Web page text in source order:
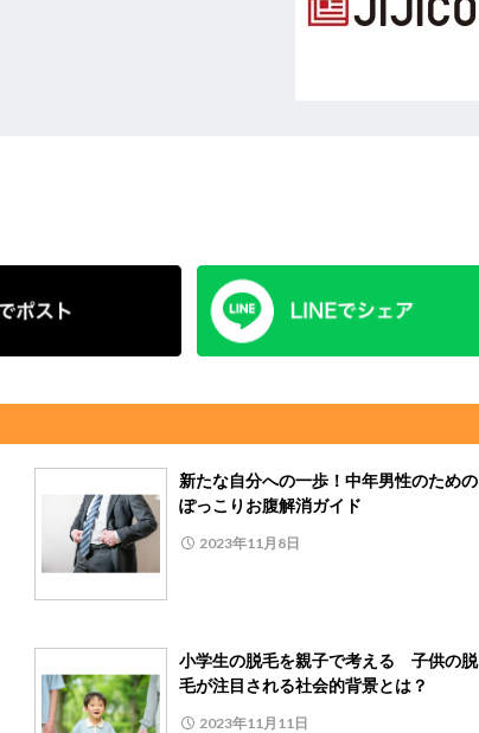
新たな自分への一歩！中年男性のための
ぽっこりお腹解消ガイド
2023年11月8日
小学生の脱毛を親子で考える 子供の脱
毛が注目される社会的背景とは？
2023年11月11日